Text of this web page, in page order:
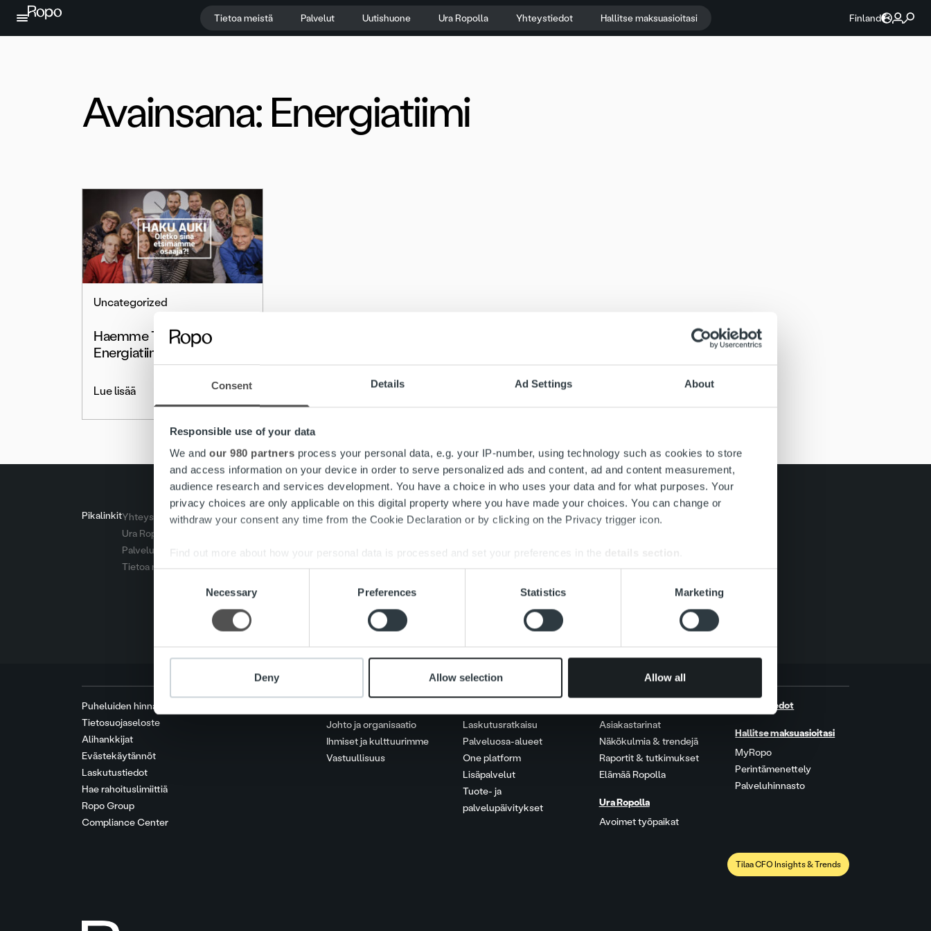
Consent Details Ad Settings About
Responsible use of your data
We and our 980 partners process your personal data, e.g. your IP-number, using technology such as cookies to store
and access information on your device in order to serve personalized ads and content, ad and content measurement,
audience research and services development. You have a choice in who uses your data and for what purposes. Your
privacy choices are only applicable on this digital property where you have made your choices. You can change or
withdraw your consent any time from the Cookie Declaration or by clicking on the Privacy trigger icon.
Find out more about how your personal data is processed and set your preferences in the details section
We use cookies to personalise content and ads, to provide social media features and to analyse our traffic. We also share
other information that you’ve provided to them or that they’ve collected from your use of their services.
Necessary Preferences Statistics Marketing
Deny Allow selection Allow all
Jatka sisältöön
Tietoa meistä Palvelut Uutishuone Ura Ropolla Yhteystiedot Hallitse maksuasioitasi Finland
Avainsana: Energiatiimi
Uncategorized
Haemme Team Leaderia
Energiatiimiin
Lue lisää
PikalinkitYhteystiedot
Ura Ropolla
Palvelut
Tietoa meistä
Search for:
Puheluiden hinnat
Tietosuojaseloste
Alihankkijat
Evästekäytännöt
Laskutustiedot
Hae rahoituslimiittiä
Ropo Group
Compliance Center
Johto ja organisaatio
Ihmiset ja kulttuurimme
Vastuullisuus
Laskutusratkaisu
Palveluosa-alueet
One platform
Lisäpalvelut
Tuote- ja
palvelupäivitykset
Asiakastarinat
Näkökulmia & trendejä
Raportit & tutkimukset
Elämää Ropolla
Ura Ropolla
Avoimet työpaikat
Yhteystiedot
Hallitse maksuasioitasi
MyRopo
Perintämenettely
Palveluhinnasto
Tilaa CFO Insights & Trends